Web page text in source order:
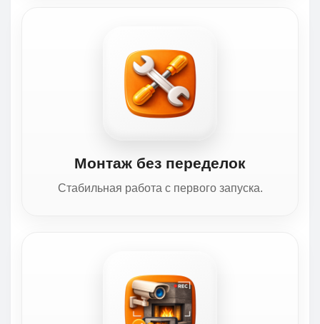
Монтаж без переделок
Стабильная работа с первого запуска.